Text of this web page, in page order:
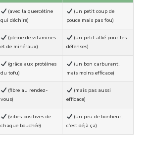
(avec la quercétine
qui déchire)
(un petit coup de
pouce mais pas fou)
(pleine de vitamines
et de minéraux)
(un petit allié pour tes
défenses)
(grâce aux protéines
du tofu)
(un bon carburant,
mais moins efficace)
(fibre au rendez-
vous)
(mais pas aussi
efficace)
(vibes positives de
chaque bouchée)
(un peu de bonheur,
c’est déjà ça)